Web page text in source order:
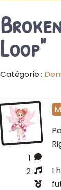
Loop"
Catégorie :
1
2
I